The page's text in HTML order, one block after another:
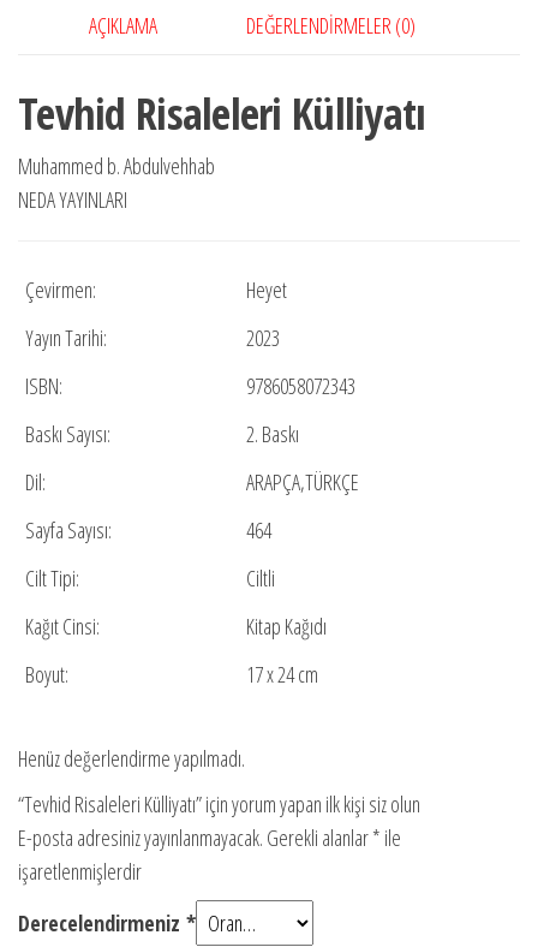
AÇIKLAMA DEĞERLENDIRMELER (0)
Tevhid Risaleleri Külliyatı
Muhammed b. Abdulvehhab
NEDA YAYINLARI
Çevirmen:
Heyet
Yayın Tarihi:
2023
ISBN:
9786058072343
Baskı Sayısı:
2. Baskı
Dil:
ARAPÇA,TÜRKÇE
Sayfa Sayısı:
464
Cilt Tipi:
Ciltli
Kağıt Cinsi:
Kitap Kağıdı
Boyut:
17 x 24 cm
Henüz değerlendirme yapılmadı.
“Tevhid Risaleleri Külliyatı” için yorum yapan ilk kişi siz olun
E-posta adresiniz yayınlanmayacak. Gerekli alanlar* ile
işaretlenmişlerdir
Derecelendirmeniz *